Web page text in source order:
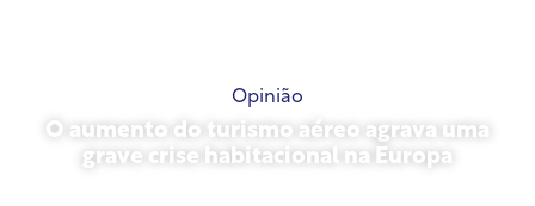
Opinião
O aumento do turismo aéreo agrava uma
grave crise habitacional na Europa